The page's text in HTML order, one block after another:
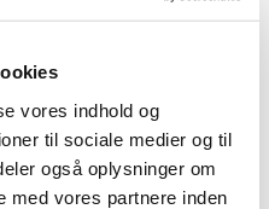
vores indhold og
til sociale medier og til
også oplysninger om
med vores partnere inden
vi med kaffe/te og
med til at strikke
Opskrifter og garn